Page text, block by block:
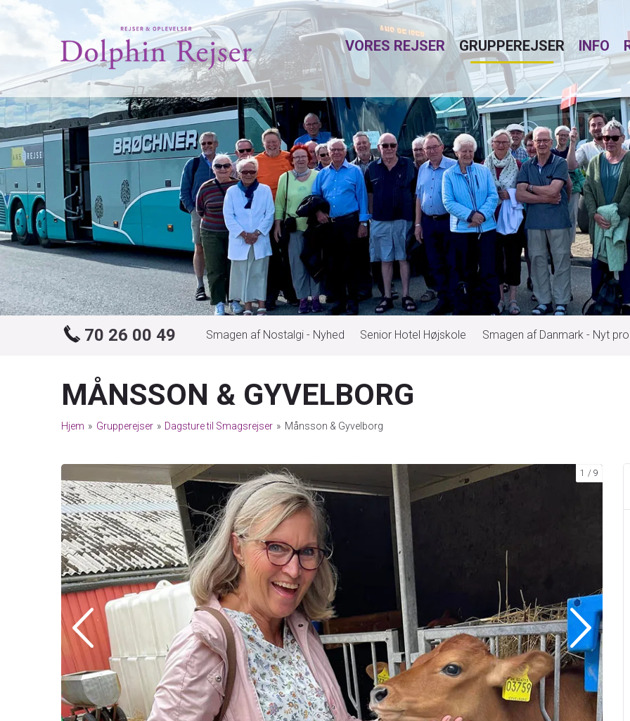
70 26 00 49 Smagen af Nostalgi - Nyhed Senior Hotel Højskole Smagen af Danmark - Nyt
VORES REJSER GRUPPEREJSER INFO
MÅNSSON & GYVELBORG
Hjem » Grupperejser » Dagsture til Smagsrejser » Månsson & Gyvelborg
1 9